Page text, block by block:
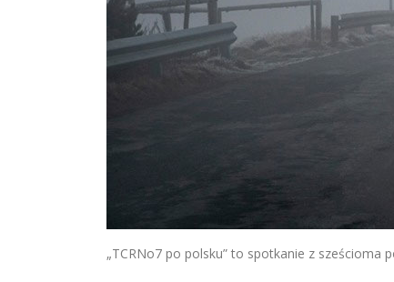
„TCRNo7 po polsku” to spotkanie z sześcioma